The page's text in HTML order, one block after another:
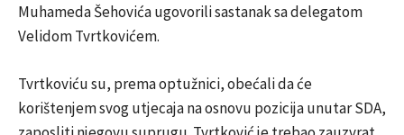
Muhameda Šehovića ugovorili sastanak sa delegatom
Velidom Tvrtkovićem.
Tvrtkoviću su, prema optužnici, obećali da će
korištenjem svog utjecaja na osnovu pozicija unutar SDA,